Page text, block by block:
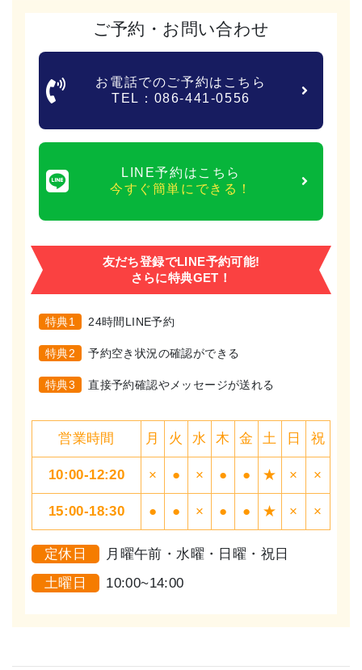
ご予約・お問い合わせ
お電話でのご予約はこちら
TEL：086-441-0556
LINE予約はこちら
今すぐ簡単にできる！
友だち登録でLINE予約可能!
さらに特典GET！
特典1 24時間LINE予約
特典2 予約空き状況の確認ができる
特典3 直接予約確認やメッセージが送れる
営業時間 月 火 水 木 金 土 日 祝
10:00-12:20 × ● × ● ● ★ × ×
15:00-18:30 ● ● × ● ● ★ × ×
定休日
月曜午前・水曜・日曜・祝日
土曜日
10:00~14:00